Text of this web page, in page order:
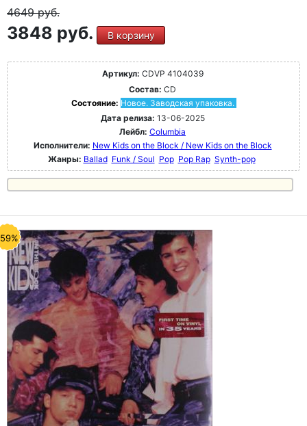
4649руб.
3848 руб. В корзину
Артикул: CDVP 4104039
Состав: CD
Состояние: Новое. Заводская упаковка.
Дата релиза: 13-06-2025
Лейбл: Columbia
Исполнители: New Kids on the Block / New Kids on the Block
Жанры: Ballad Funk / Soul Pop Pop Rap Synth-pop